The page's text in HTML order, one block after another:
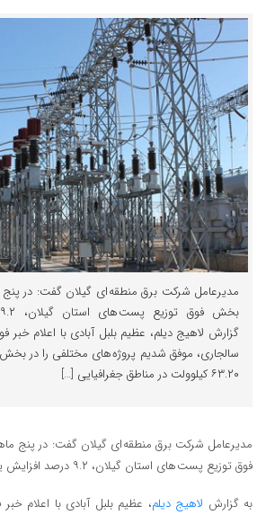
مدیرعامل شرکت برق منطقه ای گیلان گفت: در
گزارش لاهیج دیلم، عظیم بلبل آبادی با اعلام خبر
سالجاری، موفق شدیم پروژه های مختلفی را در
۶۳.۲۰ کیلوولت در مناطق جغرافیایی […]
مدیرعامل شرکت برق منطقه ای گیلان گفت: در پنج
فوق توزیع پست های استان گیلان، ۹.۲ درصد افزایش یافت.
به گزارش لاهیج دیلم، عظیم بلبل آبادی با اعلام